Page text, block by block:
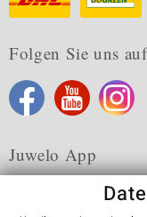
Folgen Sie uns auf
Juwelo App